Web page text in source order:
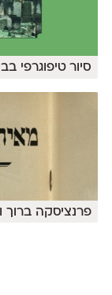
סיור טיפוגרפי
פרנציסקה ברוך